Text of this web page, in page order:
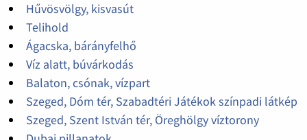
Hűvösvölgy, kisvasút
Telihold
Ágacska, bárányfelhő
Víz alatt, búvárkodás
Balaton, csónak, vízpart
Szeged, Dóm tér, Szabadtéri Játékok színpadi látkép
Szeged, Szent István tér, Öreghölgy víztorony